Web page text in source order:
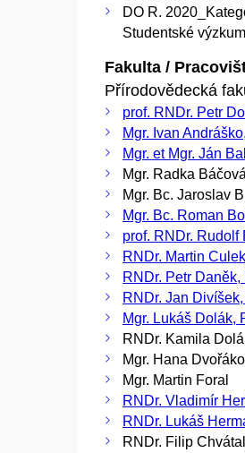
DO R.
Studentské
Fakulta /
Přírodovědecká
prof. RNDr. Petr
Mgr. Ivan
Mgr. et Mgr. Ján
Mgr. Radka
Mgr. Bc. Jaroslav
Mgr. Bc. Roman
prof. RNDr. Rudolf
RNDr. Martin
RNDr. Petr Daněk,
RNDr. Jan
Mgr. Lukáš Dolák,
RNDr. Kamila
Mgr. Hana
Mgr. Martin Foral
RNDr. Vladimír
RNDr. Lukáš
RNDr. Filip